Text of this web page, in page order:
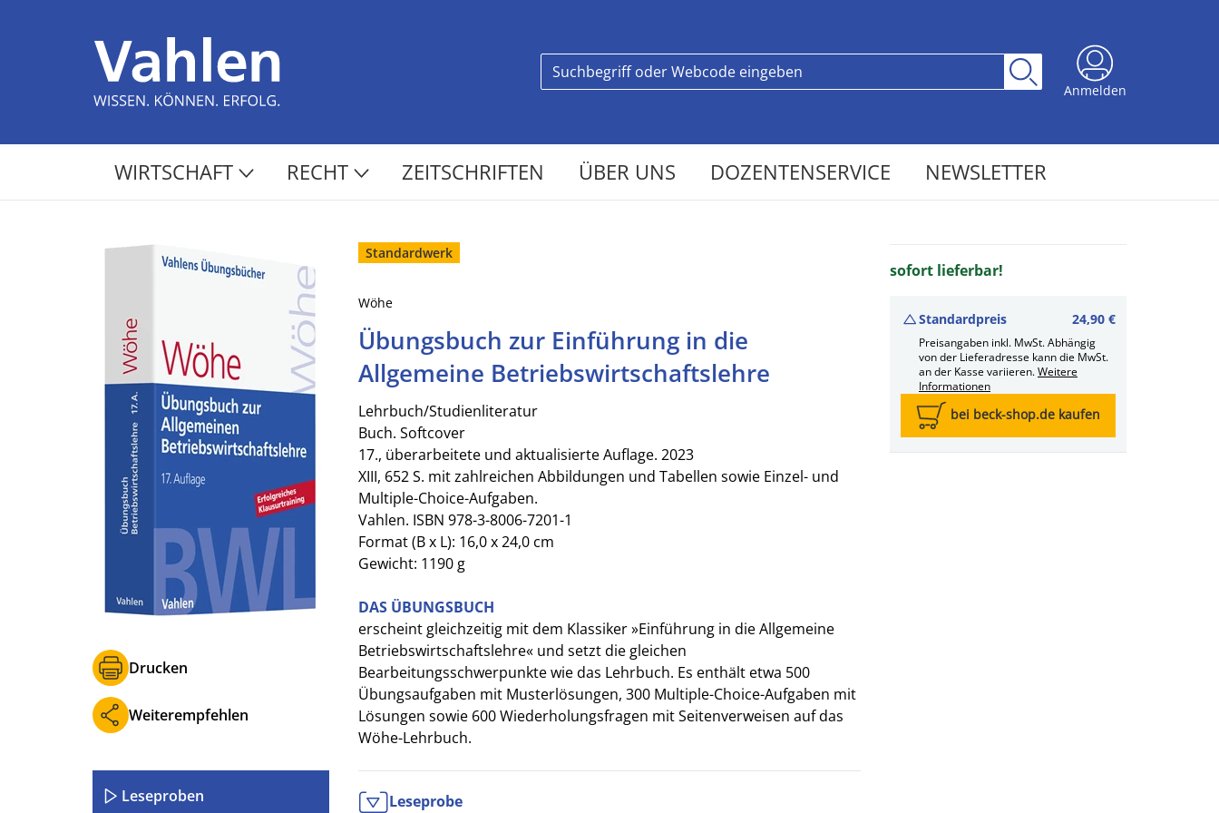
Anmelden
WIRTSCHAFT RECHT ZEITSCHRIFTEN ÜBER UNS DOZENTENSERVICE NEWSLETTER
Drucken
Weiterempfehlen
Standardwerk
Wöhe
Übungsbuch zur Einführung in die
Allgemeine Betriebswirtschaftslehre
Lehrbuch/Studienliteratur
Buch. Softcover
17., überarbeitete und aktualisierte Auflage. 2023
XIII, 652 S. mit zahlreichen Abbildungen und Tabellen sowie Einzel- und
Multiple-Choice-Aufgaben.
Vahlen. ISBN 978-3-8006-7201-1
Format (B x L): 16,0 x 24,0 cm
Gewicht: 1190 g
DAS ÜBUNGSBUCH
erscheint gleichzeitig mit dem Klassiker »Einführung in die Allgemeine
Betriebswirtschaftslehre« und setzt die gleichen
Bearbeitungsschwerpunkte wie das Lehrbuch. Es enthält etwa 500
Übungsaufgaben mit Musterlösungen, 300 Multiple-Choice-Aufgaben mit
Lösungen sowie 600 Wiederholungsfragen mit Seitenverweisen auf das
Wöhe-Lehrbuch.
sofort lieferbar!
Standardpreis 24,90 €
Preisangaben inkl. MwSt. Abhängig
von der Lieferadresse kann die MwSt.
an der Kasse variieren.Weitere
Informationen
bei beck-shop.de kaufen
Leseproben Leseprobe